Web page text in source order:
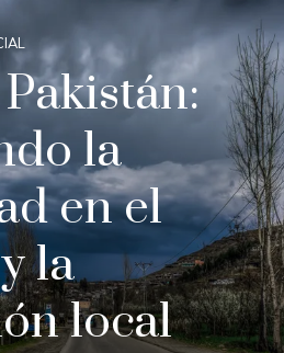
la
en el
la
local